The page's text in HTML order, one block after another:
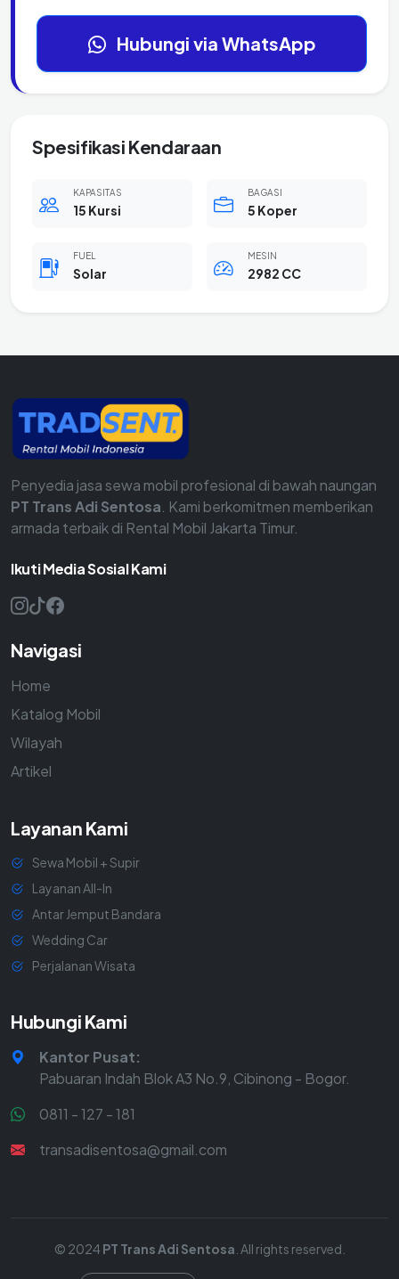
Hubungi via WhatsApp
Spesifikasi Kendaraan
KAPASITAS
15 Kursi
BAGASI
5 Koper
FUEL
Solar
MESIN
2982 CC
Penyedia jasa sewa mobil profesional di bawah naungan
PT Trans Adi Sentosa. Kami berkomitmen memberikan
armada terbaik di Rental Mobil Jakarta Timur.
Ikuti Media Sosial Kami
Navigasi
Home
Katalog Mobil
Wilayah
Artikel
Layanan Kami
Sewa Mobil + Supir
Layanan All-In
Antar Jemput Bandara
Wedding Car
Perjalanan Wisata
Hubungi Kami
Kantor Pusat:
Pabuaran Indah Blok A3 No.9, Cibinong - Bogor.
0811 - 127 - 181
transadisentosa@gmail.com
© 2024 PT Trans Adi Sentosa . All rights reserved.